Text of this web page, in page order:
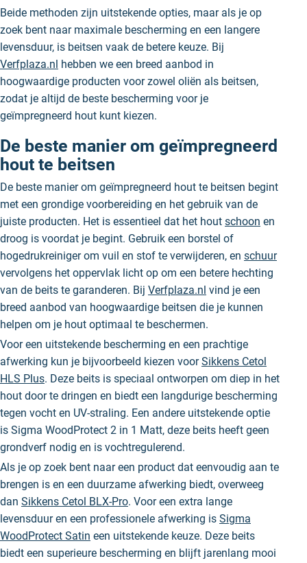
Beide methoden zijn uitstekende opties, maar als je op
zoek bent naar maximale bescherming en een langere
levensduur, is beitsen vaak de betere keuze. Bij
Verfplaza.nl hebben we een breed aanbod in
hoogwaardige producten voor zowel oliën als beitsen,
zodat je altijd de beste bescherming voor je
geïmpregneerd hout kunt kiezen.
De beste manier om geïmpregneerd
hout te beitsen
De beste manier om geïmpregneerd hout te beitsen begint
met een grondige voorbereiding en het gebruik van de
juiste producten. Het is essentieel dat het hout schoon en
droog is voordat je begint. Gebruik een borstel of
hogedrukreiniger om vuil en stof te verwijderen, en schuur
vervolgens het oppervlak licht op om een betere hechting
van de beits te garanderen. Bij Verfplaza.nl vind je een
breed aanbod van hoogwaardige beitsen die je kunnen
helpen om je hout optimaal te beschermen.
Voor een uitstekende bescherming en een prachtige
afwerking kun je bijvoorbeeld kiezen voorSikkens Cetol
HLS Plus. Deze beits is speciaal ontworpen om diep in het
hout door te dringen en biedt een langdurige bescherming
tegen vocht en UV-straling. Een andere uitstekende optie
is Sigma WoodProtect 2 in 1 Matt, deze beits heeft geen
grondverf nodig en is vochtregulerend.
Als je op zoek bent naar een product dat eenvoudig aan te
brengen is en een duurzame afwerking biedt, overweeg
dan Sikkens Cetol BLX-Pro. Voor een extra lange
levensduur en een professionele afwerking is Sigma
WoodProtect Satin een uitstekende keuze. Deze beits
biedt een superieure bescherming en blijft jarenlang mooi